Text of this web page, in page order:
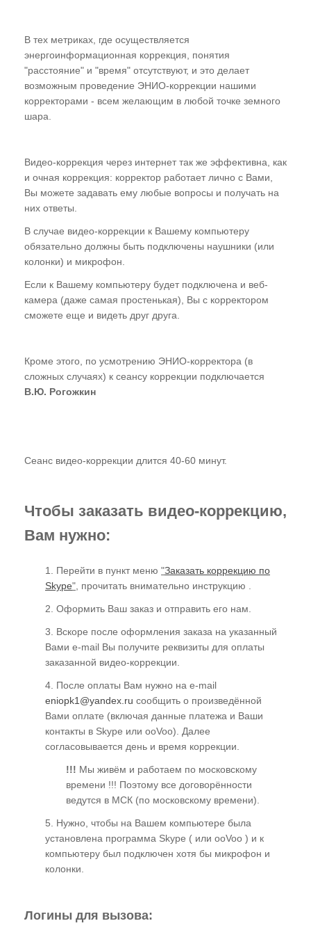
Коррекция по Skype
Отзывы пациентов о коррекции
Заказать коррекцию по Skype
Обучение
Студия "ПК"
В тех метриках, где осуществляется
энергоинформационная коррекция, понятия
"расстояние" и "время" отсутствуют, и это делает
возможным проведение ЭНИО-коррекции нашими
корректорами - всем желающим в любой точке земного
шара.
Видео-коррекция через интернет так же эффективна, как
и очная коррекция: корректор работает лично с Вами,
Вы можете задавать ему любые вопросы и получать на
них ответы.
В случае видео-коррекции к Вашему компьютеру
обязательно должны быть подключены наушники (или
колонки) и микрофон.
Если к Вашему компьютеру будет подключена и веб-
камера (даже самая простенькая), Вы с корректором
сможете еще и видеть друг друга.
Кроме этого, по усмотрению ЭНИО-корректора (в
сложных случаях) к сеансу коррекции подключается
В.Ю. Рогожкин
Сеанс видео-коррекции длится 40-60 минут.
Чтобы заказать видео-коррекцию,
Вам нужно:
1. Перейти в пункт меню "Заказать коррекцию по
Skype" , прочитать внимательно инструкцию .
2. Оформить Ваш заказ и отправить его нам.
3. Вскоре после оформления заказа на указанный
Вами e-mail Вы получите реквизиты для оплаты
заказанной видео-коррекции.
4. После оплаты Вам нужно на e-mail
сообщить о произведённой
Вами оплате (включая данные платежа и Ваши
контакты в Skype или ooVoo). Далее
согласовывается день и время коррекции.
!!! Мы живём и работаем по московскому
времени !!! Поэтому все договорённости
ведутся в МСК (по московскому времени).
5. Нужно, чтобы на Вашем компьютере была
установлена программа Skype ( или ooVoo ) и к
компьютеру был подключен хотя бы микрофон и
колонки.
Логины для вызова: